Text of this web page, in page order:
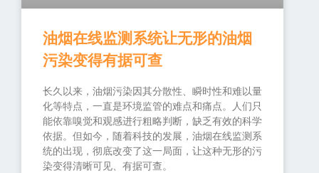
油烟在线监测系统让无形的油烟
污染变得有据可查
长久以来，油烟污染因其分散性、瞬时性和难以量
化等特点，一直是环境监管的难点和痛点。人们只
能依靠嗅觉和观感进行粗略判断，缺乏有效的科学
依据。但如今，随着科技的发展，油烟在线监测系
统的出现，彻底改变了这一局面，让这种无形的污
染变得清晰可见、有据可查。